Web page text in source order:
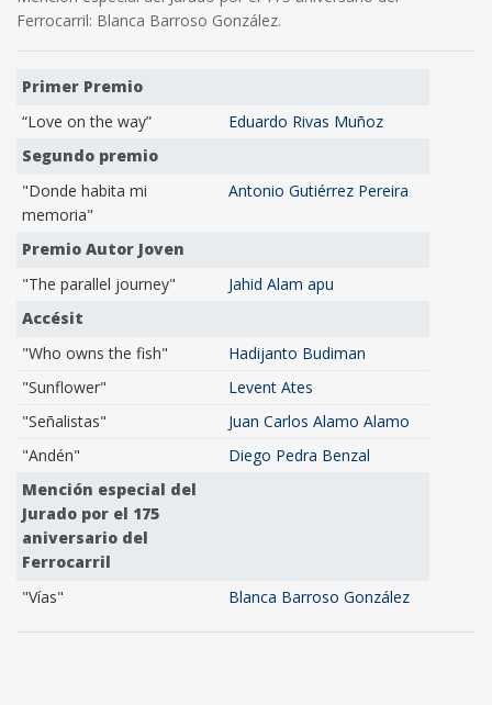
Ferrocarril: Blanca Barroso González.
Primer Premio
“Love on the way”
Eduardo Rivas Muñoz
Segundo premio
"Donde habita mi
memoria"
Antonio Gutiérrez Pereira
Premio Autor Joven
"The parallel journey"
Jahid Alam apu
Accésit
"Who owns the fish"
Hadijanto Budiman
"Sunflower"
Levent Ates
"Señalistas"
Juan Carlos Alamo Alamo
"Andén"
Diego Pedra Benzal
Mención especial del
Jurado por el 175
aniversario del
Ferrocarril
"Vías"
Blanca Barroso González